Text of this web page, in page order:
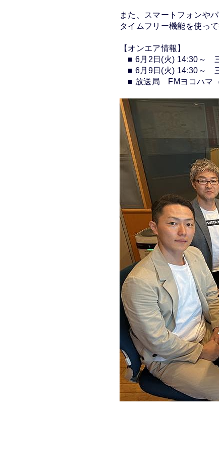
また、スマートフォンや
タイムフリー機能を使っ
【オンエア情報】
■ 6月2日(火) 14:30～
■ 6月9日(火) 14:30～
■ 放送局 FMヨコハマ（